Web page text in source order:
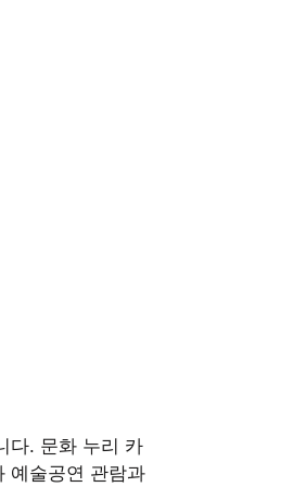
다. 문화 누리 카
예술공연 관람과